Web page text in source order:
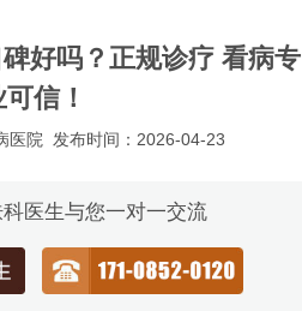
好吗？正规诊疗 看病专
信！
医院 发布时间：2026-04-23
医生与您一对一交流